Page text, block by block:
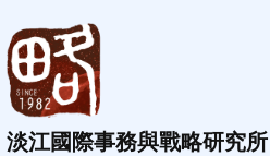
淡江國際事務與戰略研究所